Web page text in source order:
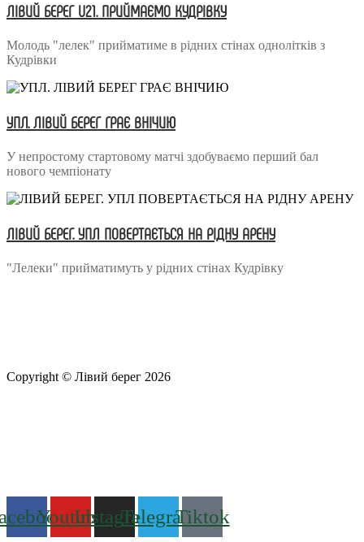
ЛІВИЙ БЕРЕГ U21. ПРИЙМАЄМО КУДРІВКУ
Молодь "лелек" прийматиме в рідних стінах однолітків з
Кудрівки
УПЛ. ЛІВИЙ БЕРЕГ ГРАЄ ВНІЧИЮ
У непростому стартовому матчі здобуваємо перший бал
нового чемпіонату
ЛІВИЙ БЕРЕГ. УПЛ ПОВЕРТАЄТЬСЯ НА РІДНУ АРЕНУ
"Лелеки" прийматимуть у рідних стінах Кудрівку
Copyright © Лівий берег 2026
YoutubeInstagramTelegramTiktok